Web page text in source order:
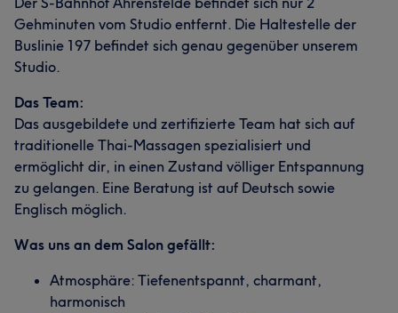
Gehminuten vom Studio entfernt. Die Haltestelle der
Buslinie 197 befindet sich genau gegenüber unserem
Studio.
Das Team:
Das ausgebildete und zertifizierte Team hat sich auf
traditionelle Thai-Massagen spezialisiert und
ermöglicht dir, in einen Zustand völliger Entspannung
zu gelangen. Eine Beratung ist auf Deutsch sowie
Englisch möglich.
Was uns an dem Salon gefällt:
Atmosphäre: Tiefenentspannt, charmant,
harmonisch